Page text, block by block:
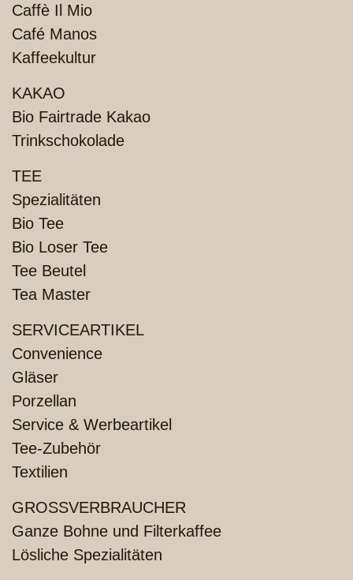
Caffè Il Mio
Café Manos
Kaffeekultur
KAKAO
Bio Fairtrade Kakao
Trinkschokolade
TEE
Spezialitäten
Bio Tee
Bio Loser Tee
Tee Beutel
Tea Master
SERVICEARTIKEL
Convenience
Gläser
Porzellan
Service & Werbeartikel
Tee-Zubehör
Textilien
GROSSVERBRAUCHER
Ganze Bohne und Filterkaffee
Lösliche Spezialitäten